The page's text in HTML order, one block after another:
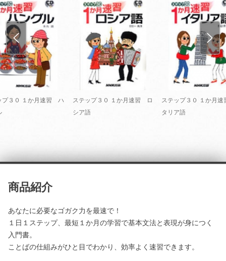
プ３０ １か月速習 ハ
ステップ３０ １か月速習 ロ
シア語
ステップ３０ １か月
タリア語
商品紹介
あなたに必要なゴガク力を最速で！
１日１ステップ、最短１か月の学習で基本文法と表現が身につく
入門書。
ことばの仕組みがひと目でわかり、効率よく速習できます。